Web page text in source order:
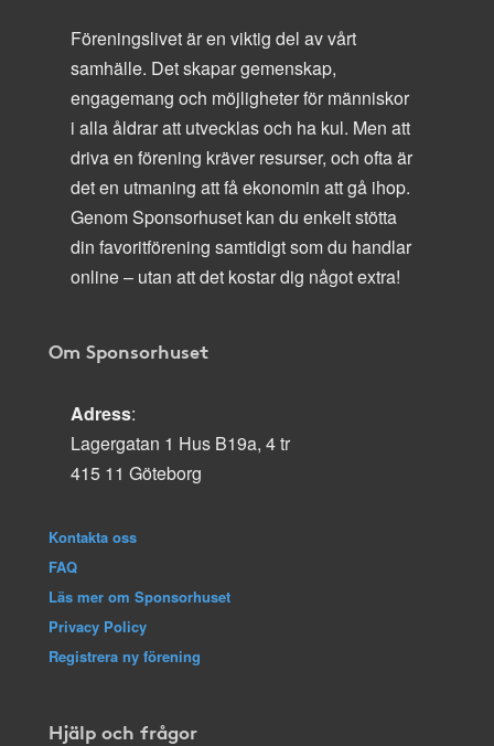
Föreningslivet är en viktig del av vårt
samhälle. Det skapar gemenskap,
engagemang och möjligheter för människor
i alla åldrar att utvecklas och ha kul. Men att
driva en förening kräver resurser, och ofta är
det en utmaning att få ekonomin att gå ihop.
Genom Sponsorhuset kan du enkelt stötta
din favoritförening samtidigt som du handlar
online – utan att det kostar dig något extra!
Om Sponsorhuset
Adress:
Lagergatan 1 Hus B19a, 4 tr
415 11 Göteborg
Kontakta oss
FAQ
Läs mer om Sponsorhuset
Privacy Policy
Registrera ny förening
Hjälp och frågor